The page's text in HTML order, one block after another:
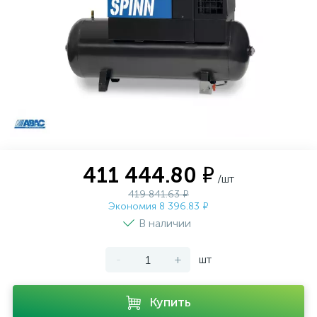
411 444.80 ₽ /шт
419 841.63 ₽
Экономия 8 396.83 ₽
В наличии
- + шт
Купить